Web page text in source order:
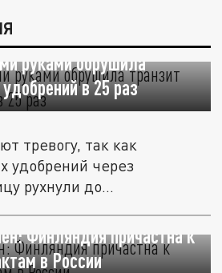
руками обрушила
в 25 раз
тревогу, так как
удобрений через
рухнули до
Финляндия причастна к
в России